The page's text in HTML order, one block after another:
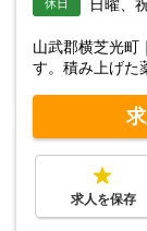
休日 日曜、
山武郡横芝光町
す。積み上げた
求人を保存